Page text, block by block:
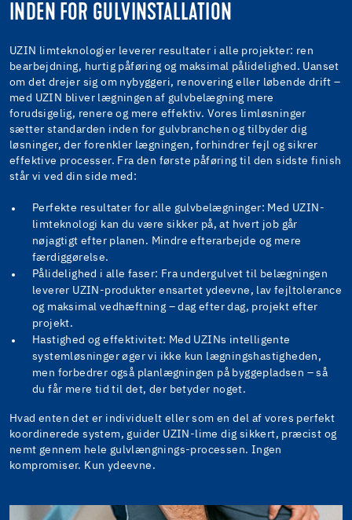
INDEN FOR GULVINSTALLATION
UZIN limteknologier leverer resultater i alle projekter: ren
bearbejdning, hurtig påføring og maksimal pålidelighed. Uanset
om det drejer sig om nybyggeri, renovering eller løbende drift –
med UZIN bliver lægningen af gulvbelægning mere
forudsigelig, renere og mere effektiv. Vores limløsninger
sætter standarden inden for gulvbranchen og tilbyder dig
løsninger, der forenkler lægningen, forhindrer fejl og sikrer
effektive processer. Fra den første påføring til den sidste finish
står vi ved din side med:
Perfekte resultater for alle gulvbelægninger: Med UZIN-
limteknologi kan du være sikker på, at hvert job går
nøjagtigt efter planen. Mindre efterarbejde og mere
færdiggørelse.
Pålidelighed i alle faser: Fra undergulvet til belægningen
leverer UZIN-produkter ensartet ydeevne, lav fejltolerance
og maksimal vedhæftning – dag efter dag, projekt efter
projekt.
Hastighed og effektivitet: Med UZINs intelligente
systemløsninger øger vi ikke kun lægningshastigheden,
men forbedrer også planlægningen på byggepladsen – så
du får mere tid til det, der betyder noget.
Hvad enten det er individuelt eller som en del af vores perfekt
koordinerede system, guider UZIN-lime dig sikkert, præcist og
nemt gennem hele gulvlængnings-processen. Ingen
kompromiser. Kun ydeevne.